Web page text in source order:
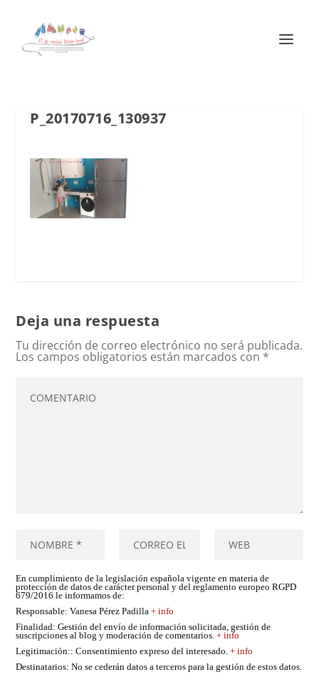
P_20170716_130937
Deja una respuesta
Tu dirección de correo electrónico no será publicada.
Los campos obligatorios están marcados con *
En cumplimiento de la legislación española vigente en materia de
protección de datos de carácter personal y del reglamento europeo RGPD
679/2016 le informamos de:
Responsable: Vanesa Pérez Padilla+ info
Finalidad: Gestión del envío de información solicitada, gestión de
suscripciones al blog y moderación de comentarios.+ info
Legitimación:: Consentimiento expreso del interesado.+ info
Destinatarios: No se cederán datos a terceros para la gestión de estos datos.